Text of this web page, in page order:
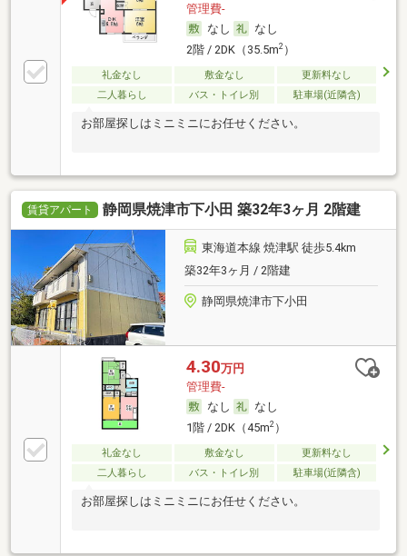
管理費-
なし
なし
2階 / 2DK（35.5m2）
礼金なし 敷金なし
更新料なし
二人暮らし
バス・トイレ別 駐車場(近隣含)
お部屋探しはミニミニにお任せください。
賃貸アパート 静岡県焼津市下小田 築32年3ヶ月 2階建
東海道本線 焼津駅 徒歩5.4km
築32年3ヶ月 / 2階建
静岡県焼津市下小田
4.30万円
管理費-
なし
なし
1階 / 2DK（45m2）
礼金なし 敷金なし
更新料なし
二人暮らし
バス・トイレ別 駐車場(近隣含)
お部屋探しはミニミニにお任せください。